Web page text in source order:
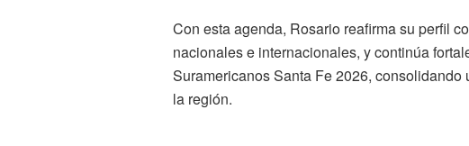
Con esta agenda, Rosario reafirma su perfil
nacionales e internacionales, y continúa
Suramericanos Santa Fe 2026,
la región.